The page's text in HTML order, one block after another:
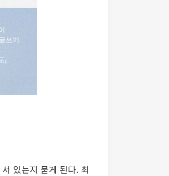
있는지 묻게 된다. 최